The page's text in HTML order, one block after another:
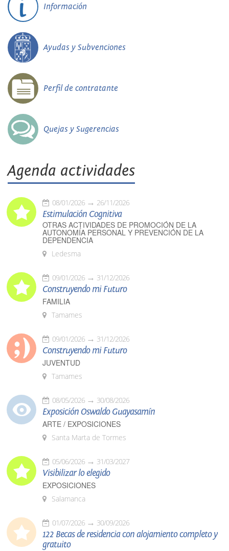
Información
Ayudas y Subvenciones
Perfil de contratante
Quejas y Sugerencias
Agenda actividades
08/01/2026 26/11/2026
Estimulación Cognitiva
OTRAS ACTIVIDADES DE PROMOCIÓN DE LA
AUTONOMÍA PERSONAL Y PREVENCIÓN DE LA
DEPENDENCIA
Ledesma
09/01/2026 31/12/2026
Construyendo mi Futuro
FAMILIA
Tamames
09/01/2026 31/12/2026
Construyendo mi Futuro
JUVENTUD
Tamames
08/05/2026 30/08/2026
Exposición Oswaldo Guayasamín
ARTE / EXPOSICIONES
Santa Marta de Tormes
05/06/2026 31/03/2027
Visibilizar lo elegido
EXPOSICIONES
Salamanca
01/07/2026 30/09/2026
122 Becas de residencia con alojamiento completo y
gratuito